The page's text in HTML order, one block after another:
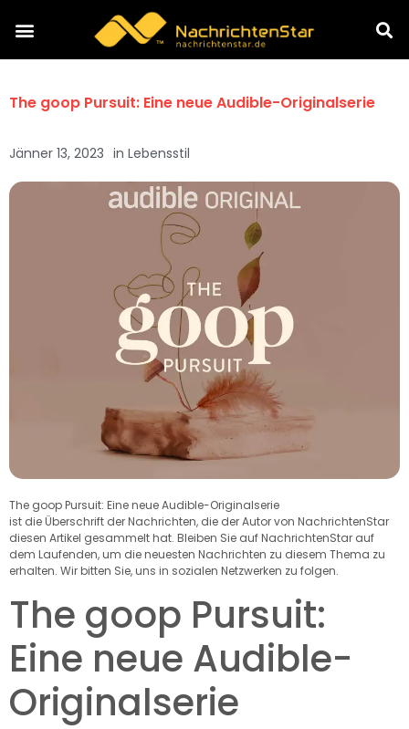
The goop Pursuit: Eine neue Audible-Originalserie
Jänner 13, 2023 in Lebensstil
The goop Pursuit: Eine neue Audible-Originalserie
ist die Überschrift der Nachrichten, die der Autor von NachrichtenStar
diesen Artikel gesammelt hat. Bleiben Sie auf NachrichtenStar auf
dem Laufenden, um die neuesten Nachrichten zu diesem Thema zu
erhalten. Wir bitten Sie, uns in sozialen Netzwerken zu folgen.
The goop Pursuit:
Eine neue Audible-
Originalserie